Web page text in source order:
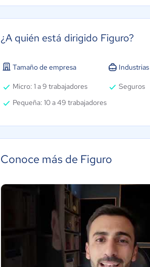
¿A quién está dirigido Figuro?
Tamaño de empresa
Micro: 1 a 9 trabajadores
Pequeña: 10 a 49 trabajadores
Industrias
Seguros
Conoce más de Figuro